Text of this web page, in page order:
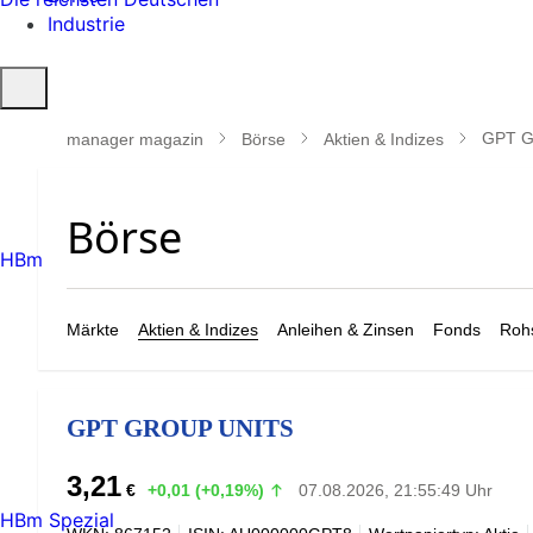
Industrie
öffnen
manager magazin Börse Aktien & Indizes GPT
Märkte Aktien & Indizes Anleihen & Zinsen Fonds
GPT GROUP UNITS
3,21 € +0,01 (+0,19%) 07.08.2026, 21:55:49 Uhr
HBm
HBm Spezial